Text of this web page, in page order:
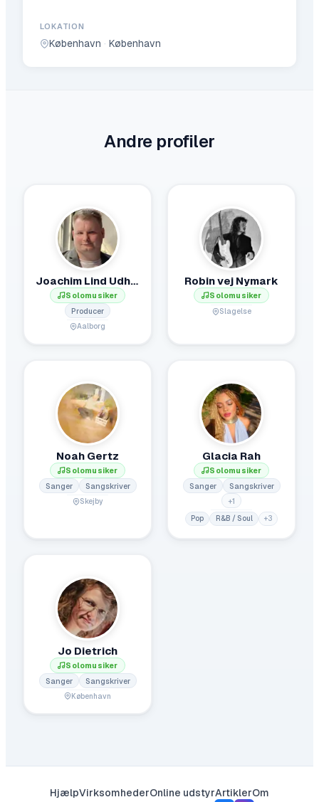
LOKATION
København · København
Andre profiler
Joachim Lind Udholm Hadberg
Solomusiker
Producer
Aalborg
Robin vej Nymark
Solomusiker
Slagelse
Noah Gertz
Solomusiker
Sanger
Sangskriver
Skejby
Glacia Rah
Solomusiker
Sanger
Sangskriver
+1
Pop R&B / Soul +3
Jo Dietrich
Solomusiker
Sanger
Sangskriver
København
HjælpVirksomhederOnline udstyrArtiklerOm